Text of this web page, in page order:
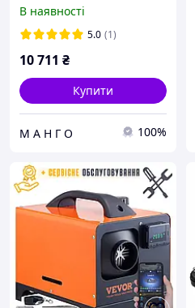
В наявності
5.0 (1)
10 711 ₴
Купити
М А Н Г О 100%